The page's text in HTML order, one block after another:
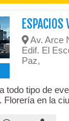
ESPACIOS
Av. Arce
Edif. El
Paz,
todo tipo de
Florería en la